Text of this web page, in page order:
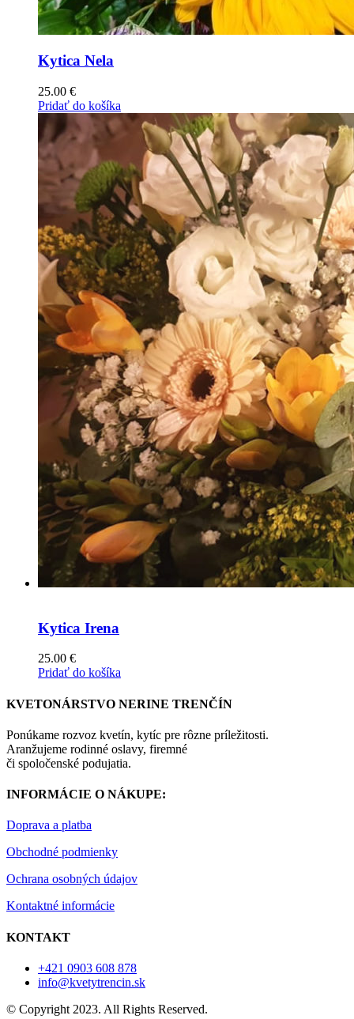
Kytica Nela
25.00 €
Pridať do košíka
Kytica Irena
25.00 €
Pridať do košíka
KVETONÁRSTVO NERINE TRENČÍN
Ponúkame rozvoz kvetín, kytíc pre rôzne príležitosti.
Aranžujeme rodinné oslavy, firemné
či spoločenské podujatia.
INFORMÁCIE O NÁKUPE:
Doprava a platba
Obchodné podmienky
Ochrana osobných údajov
Kontaktné informácie
KONTAKT
+421 0903 608 878
info@kvetytrencin.sk
© Copyright 2023. All Rights Reserved.